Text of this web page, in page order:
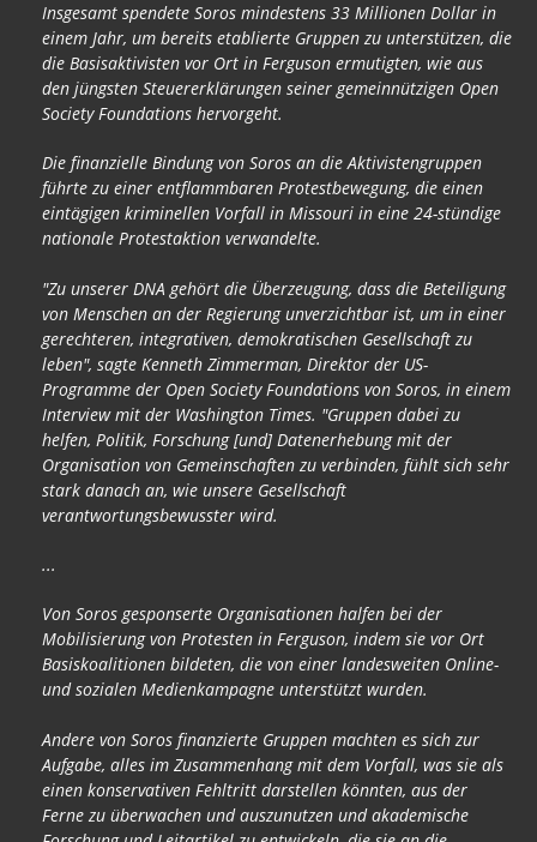
Insgesamt spendete Soros mindestens 33 Millionen Dollar in
einem Jahr, um bereits etablierte Gruppen zu unterstützen, die
die Basisaktivisten vor Ort in Ferguson ermutigten, wie aus
den jüngsten Steuererklärungen seiner gemeinnützigen Open
Society Foundations hervorgeht.
Die finanzielle Bindung von Soros an die Aktivistengruppen
führte zu einer entflammbaren Protestbewegung, die einen
eintägigen kriminellen Vorfall in Missouri in eine 24-stündige
nationale Protestaktion verwandelte.
"Zu unserer DNA gehört die Überzeugung, dass die Beteiligung
von Menschen an der Regierung unverzichtbar ist, um in einer
gerechteren, integrativen, demokratischen Gesellschaft zu
leben", sagte Kenneth Zimmerman, Direktor der US-
Programme der Open Society Foundations von Soros, in einem
Interview mit der Washington Times. "Gruppen dabei zu
helfen, Politik, Forschung [und] Datenerhebung mit der
Organisation von Gemeinschaften zu verbinden, fühlt sich sehr
stark danach an, wie unsere Gesellschaft
verantwortungsbewusster wird.
...
Von Soros gesponserte Organisationen halfen bei der
Mobilisierung von Protesten in Ferguson, indem sie vor Ort
Basiskoalitionen bildeten, die von einer landesweiten Online-
und sozialen Medienkampagne unterstützt wurden.
Andere von Soros finanzierte Gruppen machten es sich zur
Aufgabe, alles im Zusammenhang mit dem Vorfall, was sie als
einen konservativen Fehltritt darstellen könnten, aus der
Ferne zu überwachen und auszunutzen und akademische